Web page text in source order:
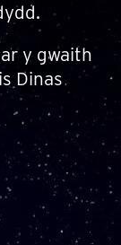
y gwaith
Dinas